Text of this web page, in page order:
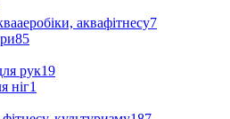
аквафітнесу7
85
рук19
ніг1